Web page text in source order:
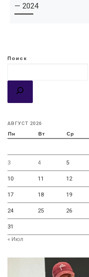
— 2024
Поиск
АВГУСТ 2026
Пн
Вт Ср
3 4 5
10 11 12
17 18 19
24 25 26
31
« Июл